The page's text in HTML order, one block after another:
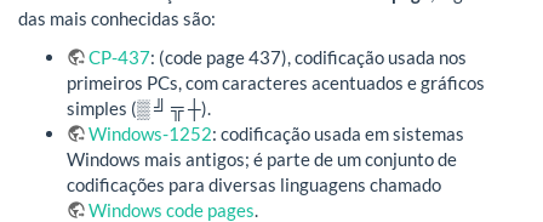
das mais conhecidas são:
CP-437: (code page 437), codificação usada nos
primeiros PCs, com caracteres acentuados e gráficos
simples (▒ ╝ ╦ ┼).
Windows-1252: codificação usada em sistemas
Windows mais antigos; é parte de um conjunto de
codificações para diversas linguagens chamado
Windows code pages.